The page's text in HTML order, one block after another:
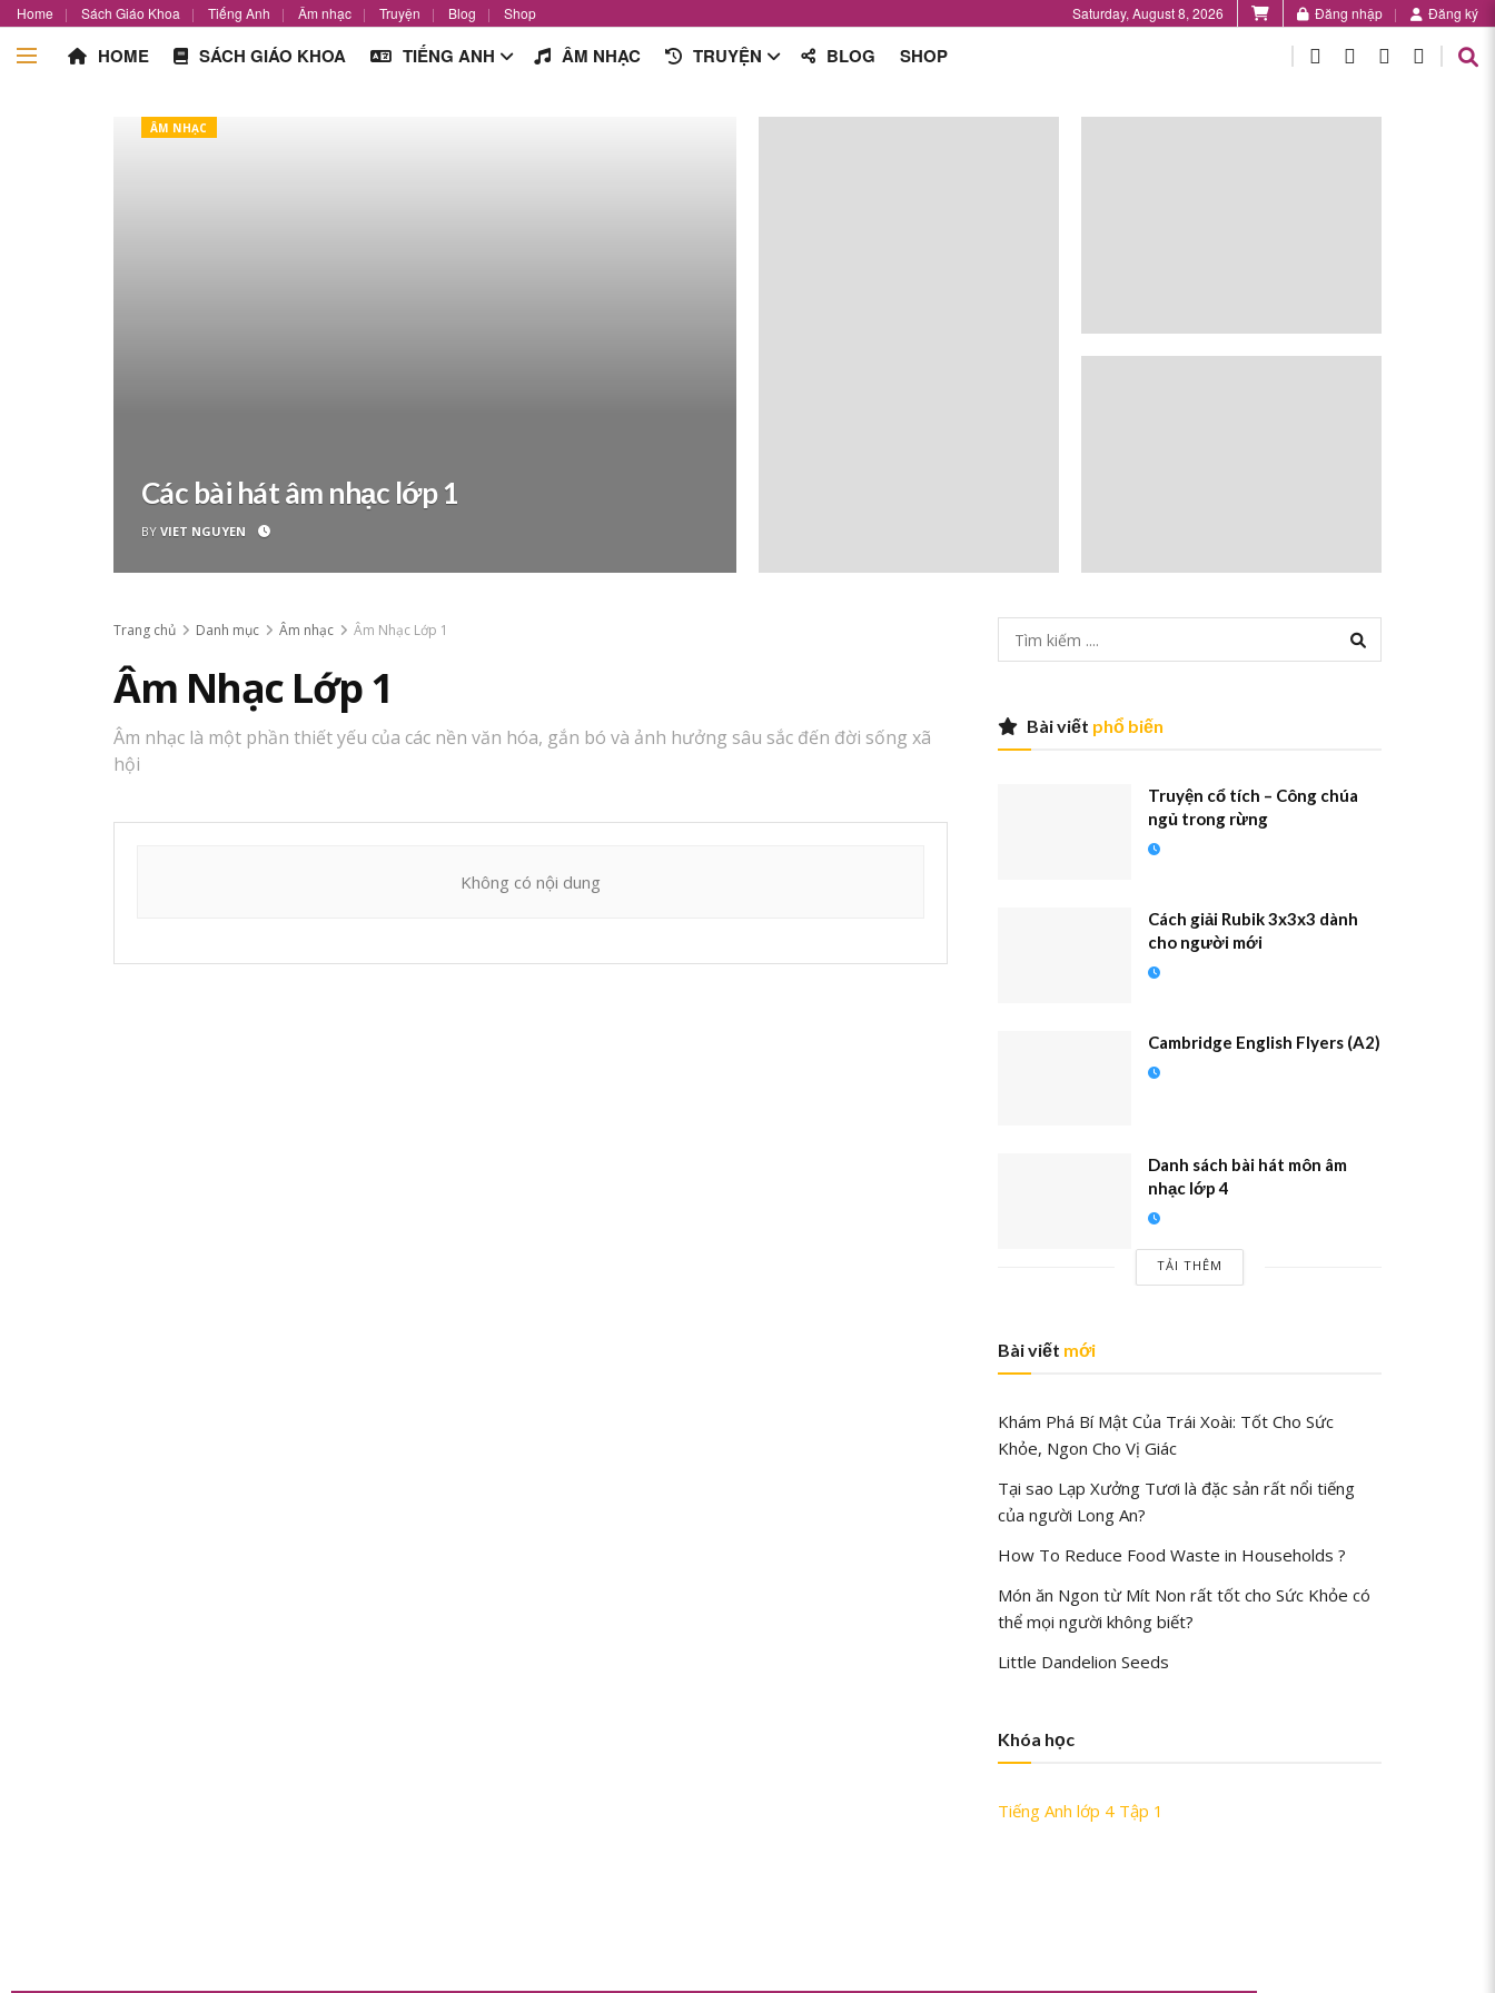
Home Sách Giáo Khoa Tiếng Anh Âm nhạc Truyện Blog Shop Saturday, August 8, 2026 Đăng nhập Đăng ký
HOME SÁCH GIÁO KHOA TIẾNG ANH ÂM NHẠC TRUYỆN BLOG SHOP
ÂM NHẠC
Các bài hát âm nhạc lớp 1
BY VIET NGUYEN
Trang chủ Danh mục Âm nhạc Âm Nhạc Lớp 1
Âm Nhạc Lớp 1
Âm nhạc là một phần thiết yếu của các nền văn hóa, gắn bó và ảnh hưởng sâu sắc đến đời sống xã
hội
Không có nội dung
Bài viết phổ biến
Truyện cổ tích – Công chúa
ngủ trong rừng
Cách giải Rubik 3x3x3 dành
cho người mới
Cambridge English Flyers (A2)
Danh sách bài hát môn âm
nhạc lớp 4
TẢI THÊM
Bài viết mới
Khám Phá Bí Mật Của Trái Xoài: Tốt Cho Sức
Khỏe, Ngon Cho Vị Giác
Tại sao Lạp Xưởng Tươi là đặc sản rất nổi tiếng
của người Long An?
How To Reduce Food Waste in Households ?
Món ăn Ngon từ Mít Non rất tốt cho Sức Khỏe có
thể mọi người không biết?
Little Dandelion Seeds
Khóa học
Tiếng Anh lớp 4 Tập 1